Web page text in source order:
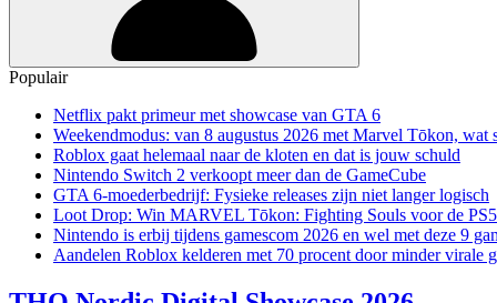
Populair
Netflix pakt primeur met showcase van GTA 6
Weekendmodus: van 8 augustus 2026 met Marvel Tōkon, wat
Roblox gaat helemaal naar de kloten en dat is jouw schuld
Nintendo Switch 2 verkoopt meer dan de GameCube
GTA 6-moederbedrijf: Fysieke releases zijn niet langer logisch
Loot Drop: Win MARVEL Tōkon: Fighting Souls voor de PS5
Nintendo is erbij tijdens gamescom 2026 en wel met deze 9
Aandelen Roblox kelderen met 70 procent door minder virale